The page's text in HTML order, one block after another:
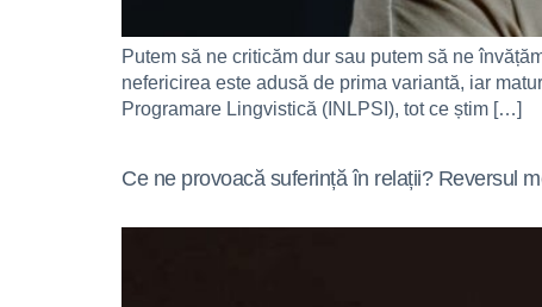
Putem să ne criticăm dur sau putem să ne
nefericirea este adusă de prima variantă, iar
Programare Lingvistică (INLPSI), tot ce știm […]
Ce ne provoacă suferință în relații? Reversul